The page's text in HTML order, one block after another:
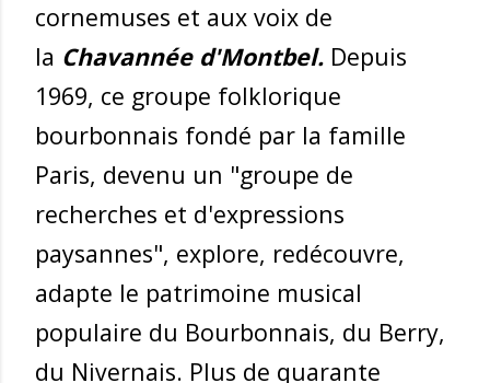
cornemuses et aux voix de
la Chavannée d'Montbel. Depuis
1969, ce groupe folklorique
bourbonnais fondé par la famille
Paris, devenu un "groupe de
recherches et d'expressions
paysannes", explore, redécouvre,
adapte le patrimoine musical
populaire du Bourbonnais, du Berry,
du Nivernais. Plus de quarante